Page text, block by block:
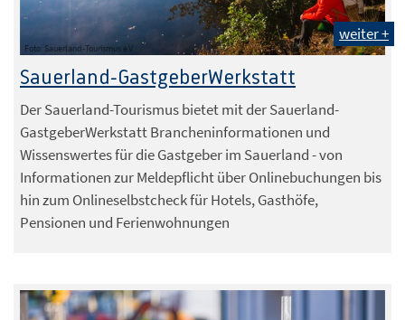
Foto: Sauerland-Tourismus e.V.
weiter +
Sauerland-GastgeberWerkstatt
Der Sauerland-Tourismus bietet mit der Sauerland-
GastgeberWerkstatt Brancheninformationen und
Wissenswertes für die Gastgeber im Sauerland - von
Informationen zur Meldepflicht über Onlinebuchungen bis
hin zum Onlineselbstcheck für Hotels, Gasthöfe,
Pensionen und Ferienwohnungen